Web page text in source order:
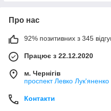
Про нас
92% позитивних з 345
Працює з 22.12.2020
м. Чернігів
проспект Левко Лук'яненко
Контакти